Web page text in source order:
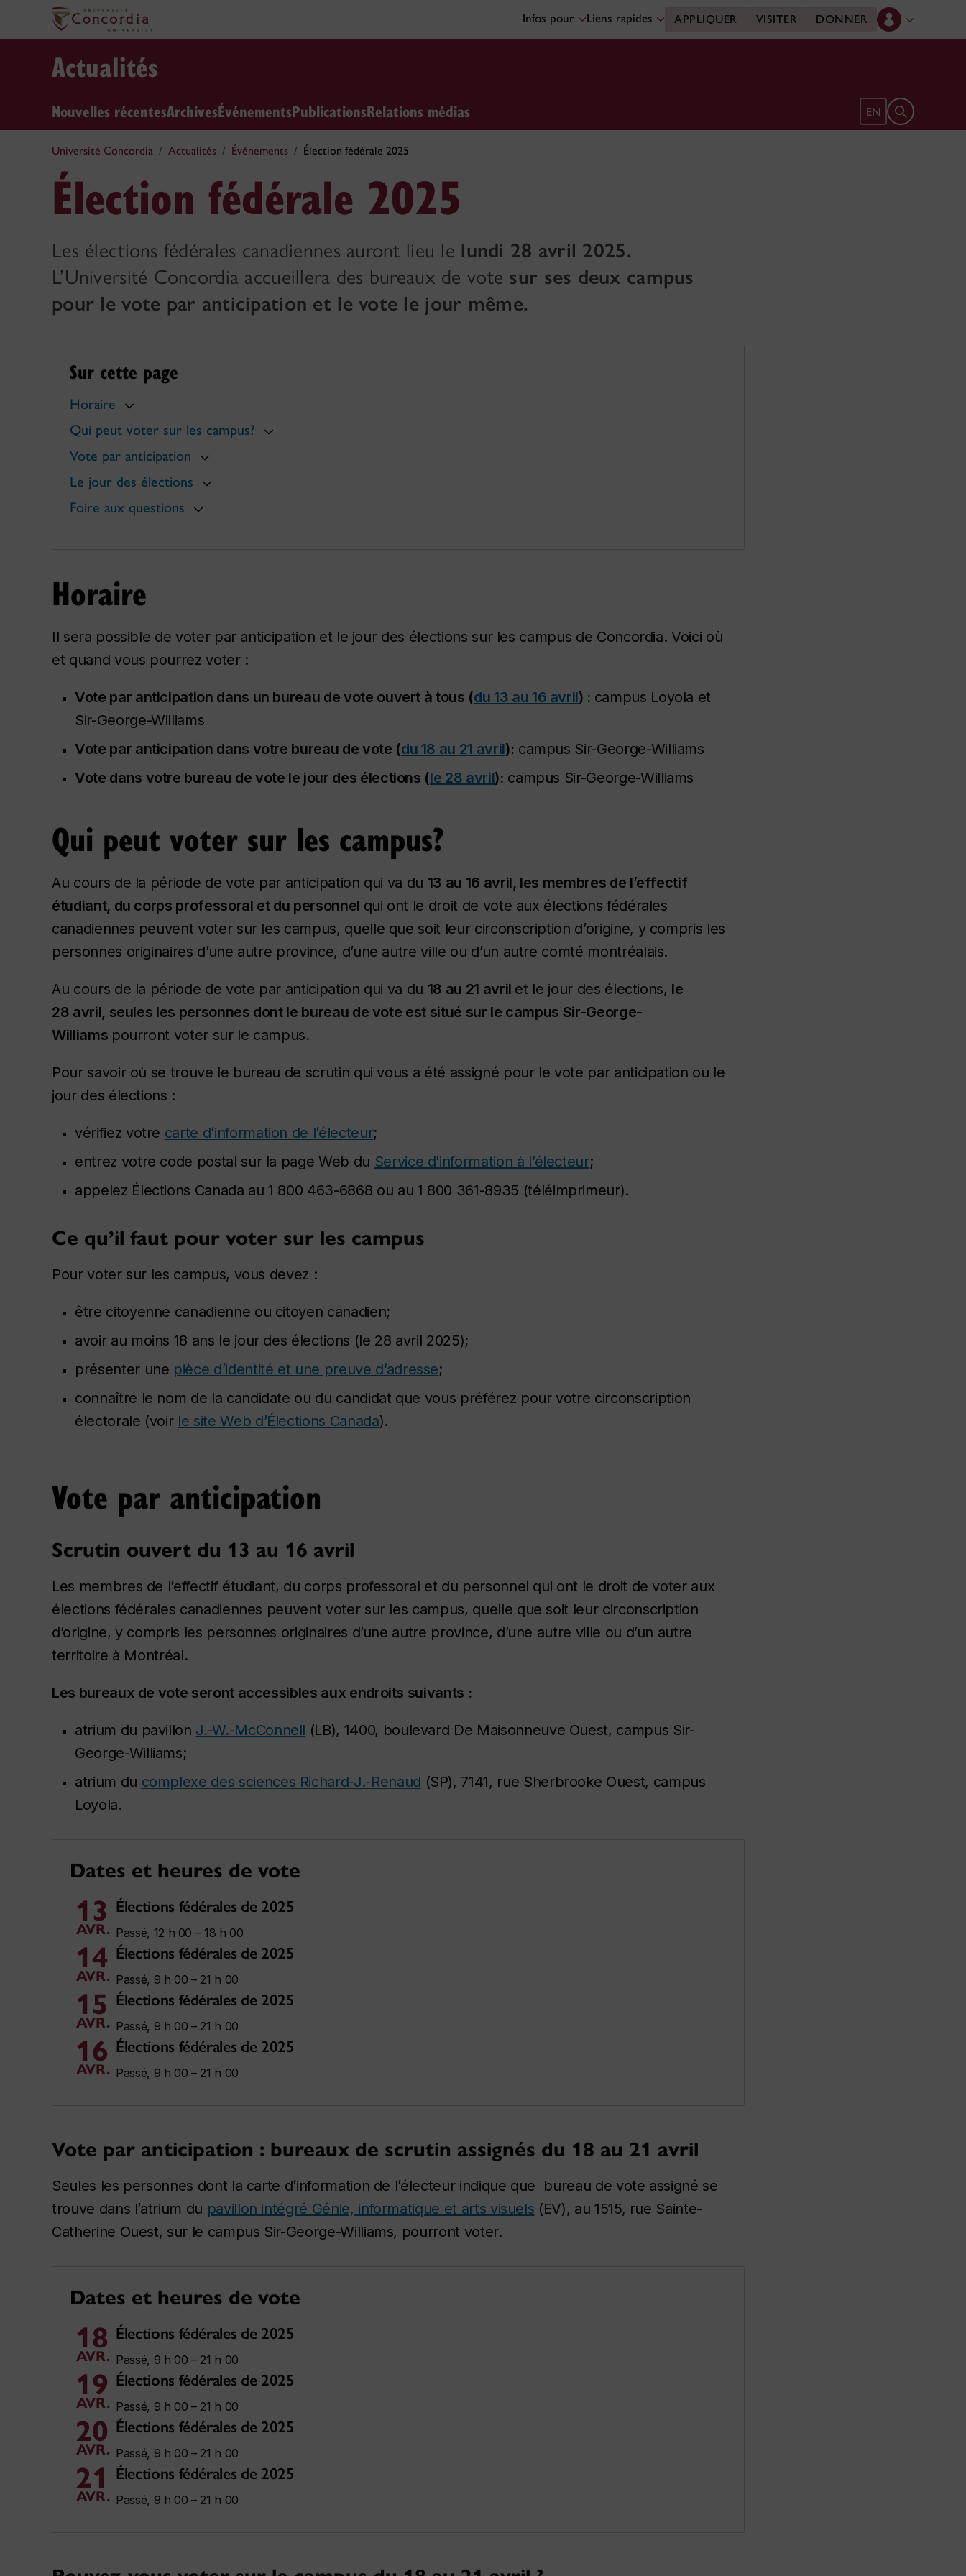
Infos pour Liens rapides APPLIQUER VISITER DONNER
Actualités
Nouvelles récentesArchivesÉvénementsPublicationsRelations médias EN Ouvrir le
Université Concordia Actualités Événements Élection fédérale 2025
Élection fédérale 2025
Les élections fédérales canadiennes auront lieu le lundi 28 avril 2025.
L’Université Concordia accueillera des bureaux de vote sur ses deux campus
pour le vote par anticipation et le vote le jour même.
Sur cette page
Horaire
Qui peut voter sur les campus?
Vote par anticipation
Le jour des élections
Foire aux questions
Horaire
Il sera possible de voter par anticipation et le jour des élections sur les campus de Concordia. Voici où
et quand vous pourrez voter :
Vote par anticipation dans un bureau de vote ouvert à tous (du 13 au 16 avril) : campus Loyola et
Sir-George-Williams
Vote par anticipation dans votre bureau de vote (du 18 au 21 avril): campus Sir-George-Williams
Vote dans votre bureau de vote le jour des élections (le 28 avril): campus Sir-George-Williams
Qui peut voter sur les campus?
Au cours de la période de vote par anticipation qui va du 13 au 16 avril, les membres de l’effectif
étudiant, du corps professoral et du personnel qui ont le droit de vote aux élections fédérales
canadiennes peuvent voter sur les campus, quelle que soit leur circonscription d’origine, y compris les
personnes originaires d’une autre province, d’une autre ville ou d’un autre comté montréalais.
Au cours de la période de vote par anticipation qui va du 18 au 21 avril et le jour des élections, le
28 avril, seules les personnes dont le bureau de vote est situé sur le campus Sir-George-
Williams pourront voter sur le campus.
Pour savoir où se trouve le bureau de scrutin qui vous a été assigné pour le vote par anticipation ou le
jour des élections :
vérifiez votre carte d’information de l’électeur;
entrez votre code postal sur la page Web du Service d’information à l’électeur;
appelez Élections Canada au 1 800 463-6868 ou au 1 800 361-8935 (téléimprimeur).
Ce qu’il faut pour voter sur les campus
Pour voter sur les campus, vous devez :
être citoyenne canadienne ou citoyen canadien;
avoir au moins 18 ans le jour des élections (le 28 avril 2025);
présenter une pièce d’identité et une preuve d’adresse;
connaître le nom de la candidate ou du candidat que vous préférez pour votre circonscription
électorale (voir le site Web d’Élections Canada).
Vote par anticipation
Scrutin ouvert du 13 au 16 avril
Les membres de l’effectif étudiant, du corps professoral et du personnel qui ont le droit de voter aux
élections fédérales canadiennes peuvent voter sur les campus, quelle que soit leur circonscription
d’origine, y compris les personnes originaires d’une autre province, d’une autre ville ou d’un autre
territoire à Montréal.
Les bureaux de vote seront accessibles aux endroits suivants :
atrium du pavillon J.-W.-McConnell (LB), 1400, boulevard De Maisonneuve Ouest, campus Sir-
George-Williams;
atrium du complexe des sciences Richard-J.-Renaud (SP), 7141, rue Sherbrooke Ouest, campus
Loyola.
Dates et heures de vote
13
AVR.
Élections fédérales de 2025
Passé, 12 h 00 – 18 h 00
14
AVR.
Élections fédérales de 2025
Passé, 9 h 00 – 21 h 00
15
AVR.
Élections fédérales de 2025
Passé, 9 h 00 – 21 h 00
16
AVR.
Élections fédérales de 2025
Passé, 9 h 00 – 21 h 00
Vote par anticipation : bureaux de scrutin assignés du 18 au 21 avril
Seules les personnes dont la carte d’information de l’électeur indique que bureau de vote assigné se
trouve dans l’atrium du pavillon intégré Génie, informatique et arts visuels (EV), au 1515, rue Sainte-
Catherine Ouest, sur le campus Sir-George-Williams, pourront voter.
Dates et heures de vote
18
AVR.
Élections fédérales de 2025
Passé, 9 h 00 – 21 h 00
19
AVR.
Élections fédérales de 2025
Passé, 9 h 00 – 21 h 00
20
AVR.
Élections fédérales de 2025
Passé, 9 h 00 – 21 h 00
21
AVR.
Élections fédérales de 2025
Passé, 9 h 00 – 21 h 00